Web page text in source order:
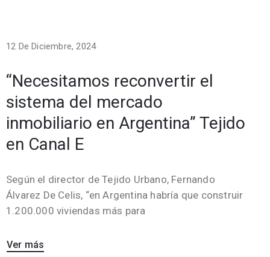
12 De Diciembre, 2024
“Necesitamos reconvertir el
sistema del mercado
inmobiliario en Argentina” Tejido
en Canal E
Según el director de Tejido Urbano, Fernando
Álvarez De Celis, “en Argentina habría que construir
1.200.000 viviendas más para
Ver más